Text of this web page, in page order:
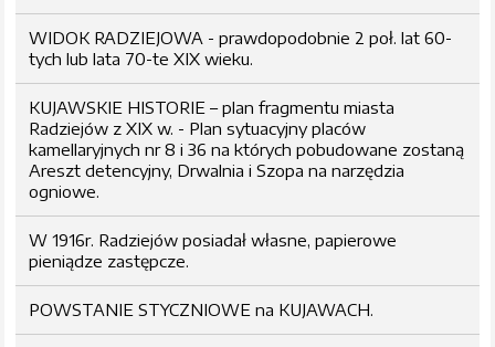
WIDOK RADZIEJOWA - prawdopodobnie 2 poł. lat 60-
tych lub lata 70-te XIX wieku.
KUJAWSKIE HISTORIE – plan fragmentu miasta
Radziejów z XIX w. - Plan sytuacyjny placów
kamellaryjnych nr 8 i 36 na których pobudowane zostaną
Areszt detencyjny, Drwalnia i Szopa na narzędzia
ogniowe.
W 1916r. Radziejów posiadał własne, papierowe
pieniądze zastępcze.
POWSTANIE STYCZNIOWE na KUJAWACH.